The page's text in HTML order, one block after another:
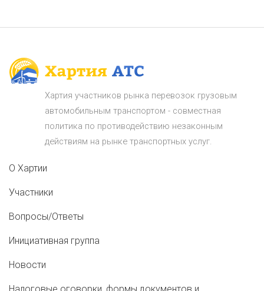
Хартия участников рынка перевозок грузовым
автомобильным транспортом - совместная
политика по противодействию незаконным
действиям на рынке транспортных услуг.
О Хартии
Участники
Вопросы/Ответы
Инициативная группа
Новости